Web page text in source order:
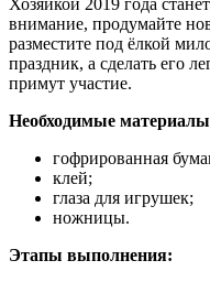
Хозяйкой 2019 года
внимание, продумайте
разместите под ёлкой
праздник, а сделать его
примут участие.
Необходимые
гофрированная
клей;
глаза для игрушек;
ножницы.
Этапы выполнения: